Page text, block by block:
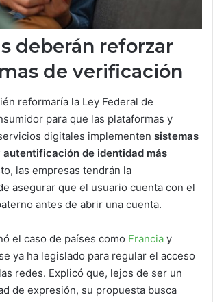
deberán reforzar
de verificación
reformaría la Ley Federal de
para que las plataformas y
digitales implementen sistemas
de identidad más
las empresas tendrán la
asegurar que el usuario cuenta con el
antes de abrir una cuenta.
el caso de países como Francia y
ya ha legislado para regular el acceso
redes. Explicó que, lejos de ser un
de expresión, su propuesta busca